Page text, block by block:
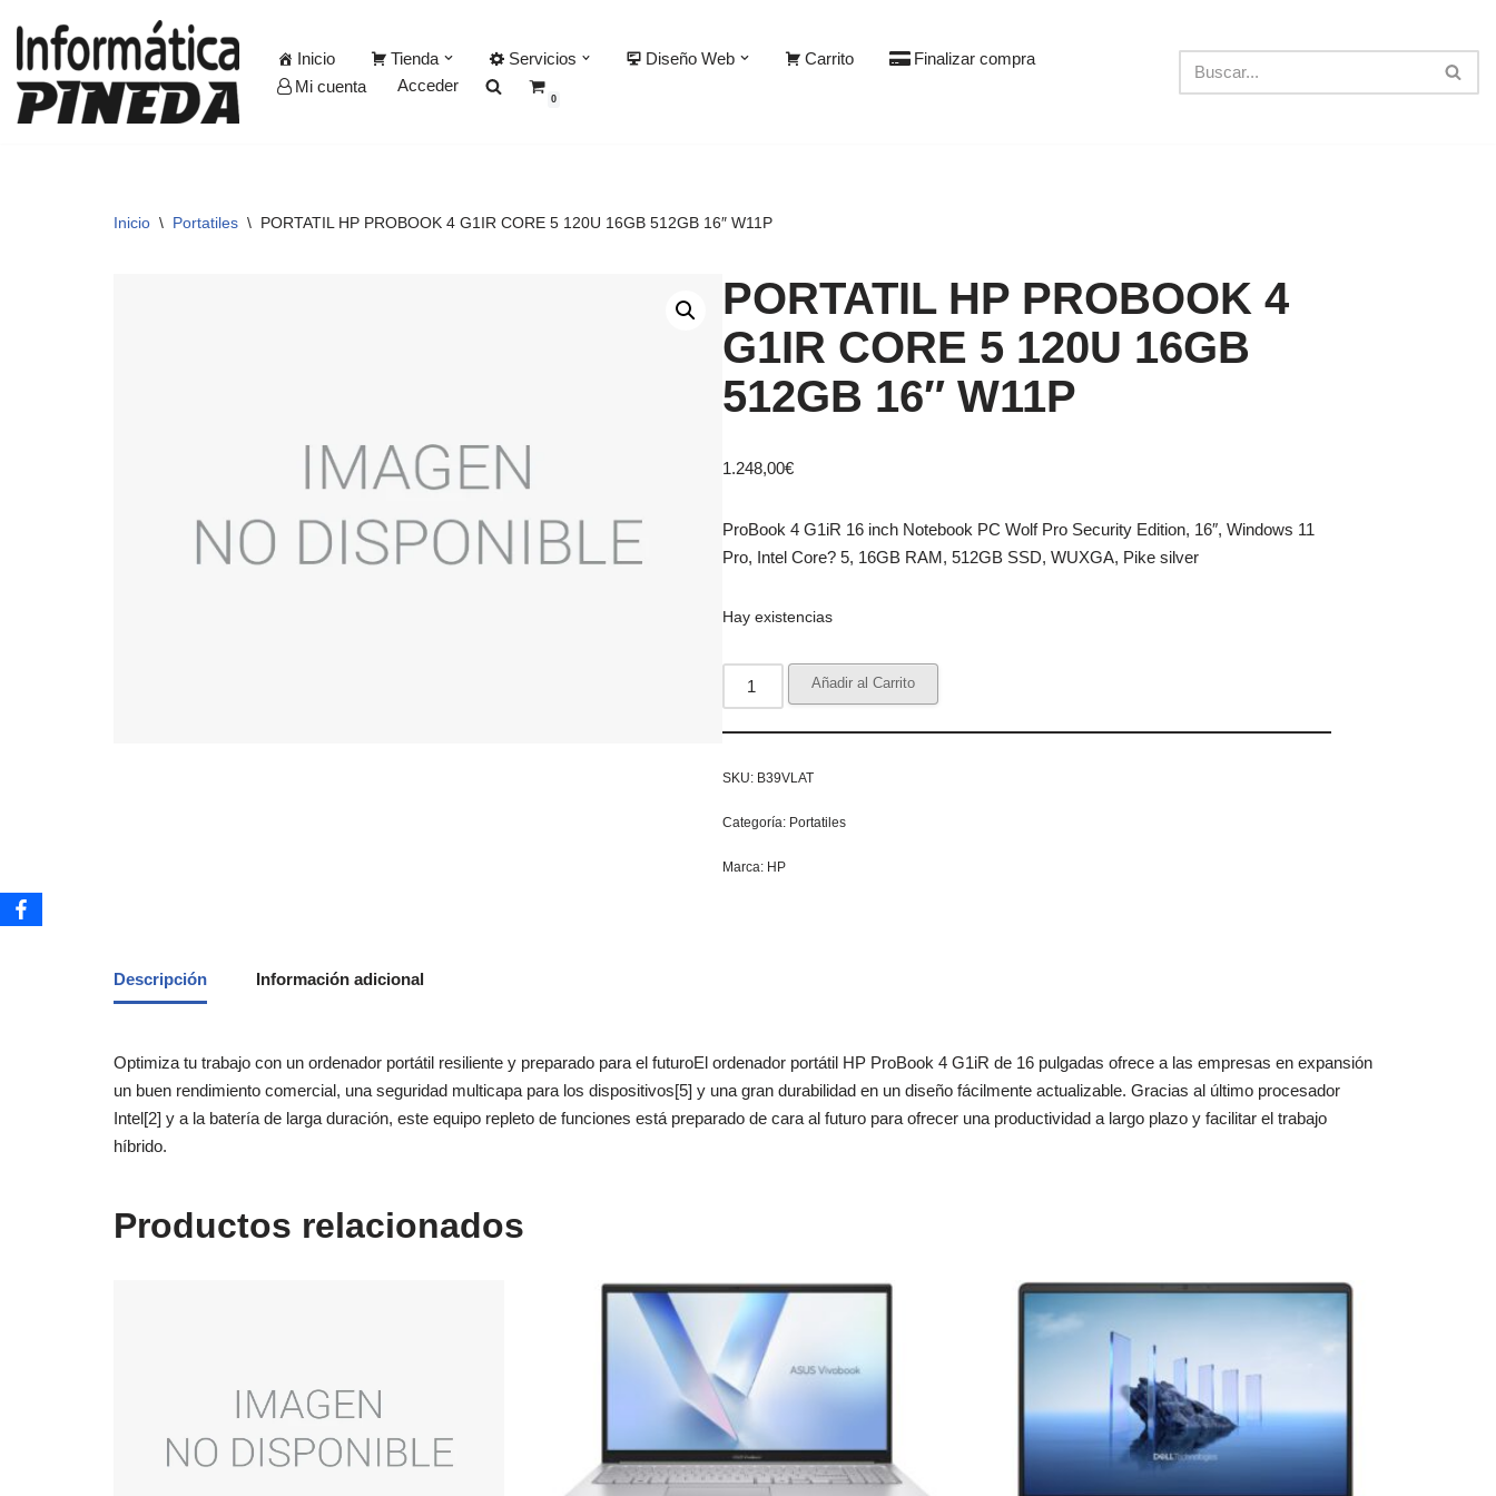
Saltar
al
contenido
Inicio Tienda Servicios Diseño Web Carrito
Finalizar compra
Mi cuenta
Acceder
0
Inicio \ Portatiles \ PORTATIL HP PROBOOK 4 G1IR CORE 5 120U 16GB 512GB 16″ W11P
PORTATIL HP PROBOOK 4
G1IR CORE 5 120U 16GB
512GB 16″ W11P
1.248,00€
ProBook 4 G1iR 16 inch Notebook PC Wolf Pro Security Edition, 16″, Windows 11
Pro, Intel Core? 5, 16GB RAM, 512GB SSD, WUXGA, Pike silver
Hay existencias
Añadir al Carrito
SKU: B39VLAT
Categoría: Portatiles
Marca: HP
Descripción Información adicional
Optimiza tu trabajo con un ordenador portátil resiliente y preparado para el futuroEl ordenador portátil HP ProBook 4 G1iR de 16 pulgadas ofrece a las empresas en expansión
un buen rendimiento comercial, una seguridad multicapa para los dispositivos[5] y una gran durabilidad en un diseño fácilmente actualizable. Gracias al último procesador
Intel[2] y a la batería de larga duración, este equipo repleto de funciones está preparado de cara al futuro para ofrecer una productividad a largo plazo y facilitar el trabajo
híbrido.
Productos relacionados